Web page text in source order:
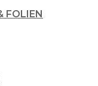
FOLIEN